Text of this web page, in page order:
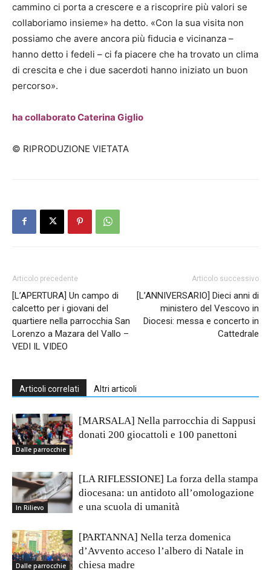
cammino ci porta a crescere e a riscoprire più valori se
collaboriamo insieme» ha detto. «Con la sua visita non
possiamo che avere ancora più fiducia e vicinanza –
hanno detto i fedeli – ci fa piacere che ha trovato un clima
di crescita e che i due sacerdoti hanno iniziato un buon
percorso».
ha collaborato Caterina Giglio
© RIPRODUZIONE VIETATA
Articolo precedente
[L’APERTURA] Un campo di
calcetto per i giovani del
quartiere nella parrocchia San
Lorenzo a Mazara del Vallo –
VEDI IL VIDEO
Articolo successivo
[L’ANNIVERSARIO] Dieci anni di
ministero del Vescovo in
Diocesi: messa e concerto in
Cattedrale
Articoli correlati Altri articoli
Dalle parrocchie
[MARSALA] Nella parrocchia di Sappusi
donati 200 giocattoli e 100 panettoni
In Rilievo
[LA RIFLESSIONE] La forza della stampa
diocesana: un antidoto all’omologazione
e una scuola di umanità
Dalle parrocchie
[PARTANNA] Nella terza domenica
d’Avvento acceso l’albero di Natale in
chiesa madre